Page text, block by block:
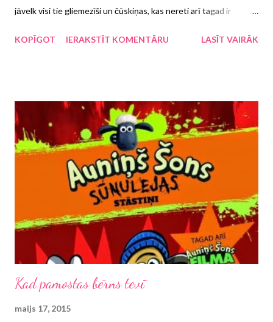
jāvelk visi tie gliemezīši un čūskiņas, kas nereti arī tagad ir
bija tāda stunda, ko sauca par “Glītrakstīšanu”, un īpašās līniju
zināmo pantiņu ar vārdiem "Rakstījām, rakstījām tagad pirkstus
pūtinām", un mums tajā laikā vajadzēja kustināt, vicināt un citādi
“pūtināt” rokas. Nez, vai šādas nodarbības un pantiņi palīdzēja
uzlabot mūsu rokrakstus un vai tagad mēs varam lepoties ar kaut
minimālām kaligrāfijas iezīmēm savos (retajos) rakstu darbos,
tomēr reiz bija arī tāds mācību process. Kas notiek ar
rokrakstiem digitālajā laikmetā un vai peles ...
KOPĪGOT IERAKSTĪT KOMENTĀRU LASĪT VAIRĀK
Kad pamostas bērns tevī
maijs 17, 2015